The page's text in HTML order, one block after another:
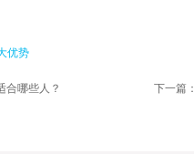
优势
合哪些人？ 下一篇